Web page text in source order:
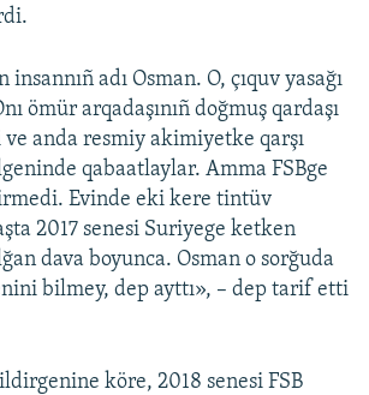
adı Osman. O, çıquv yasağı
ömür arqadaşınıñ doğmuş qardaşı
anda resmiy akimiyetke qarşı
qabaatlaylar. Amma FSBge
Evinde eki kere tintüv
2017 senesi Suriyege ketken
dava boyunca. Osman o sorğuda
bilmey, dep ayttı», – dep tarif etti
köre, 2018 senesi FSB